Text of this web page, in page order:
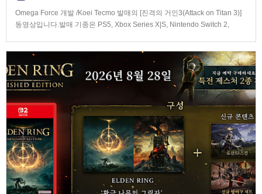
Omega Force 개발 /Koei Tecmo 발매의 [진격의 거인3(Attack on Titan 3)]
동영상입니다.발매 기종은 PS5, Xbox Series X|S, Nintendo Switch 2,